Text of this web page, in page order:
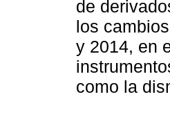
de
los
y 2014, en
como la